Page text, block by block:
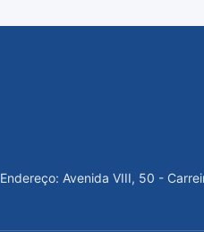
Endereço: Avenida VIII, 50 -